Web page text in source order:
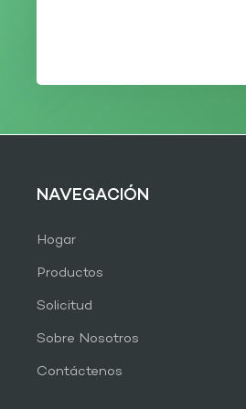
NAVEGACIÓN
Hogar
Productos
Solicitud
Sobre Nosotros
Contáctenos